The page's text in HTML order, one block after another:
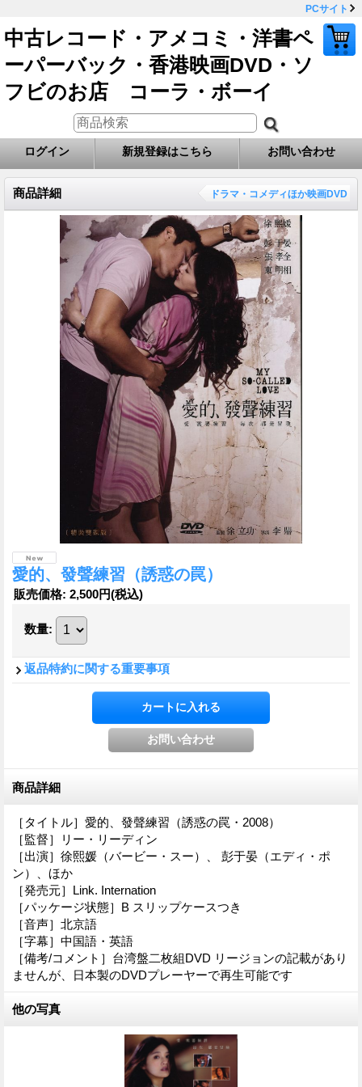
PCサイト
中古レコード・アメコミ・洋書ペ
ーパーバック・香港映画DVD・ソ
フビのお店 コーラ・ボーイ
ログイン 新規登録はこちら お問い合わせ
商品詳細 ドラマ・コメディほか映画DVD
愛的、發聲練習（誘惑の罠）
販売価格: 2,500円(税込)
数量:
返品特約に関する重要事項
商品詳細
［タイトル］愛的、發聲練習（誘惑の罠・2008）
［監督］リー・リーディン
［出演］徐熙媛（バービー・スー）、 彭于晏（エディ・ポ
ン）、ほか
［発売元］Link. Internation
［パッケージ状態］B スリップケースつき
［音声］北京語
［字幕］中国語・英語
［備考/コメント］台湾盤二枚組DVD リージョンの記載があり
ませんが、日本製のDVDプレーヤーで再生可能です
他の写真